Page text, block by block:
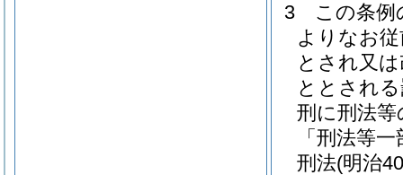
3
この条例
よりなお
とされ又
ととされ
刑に刑法
「刑法等
刑法(明治